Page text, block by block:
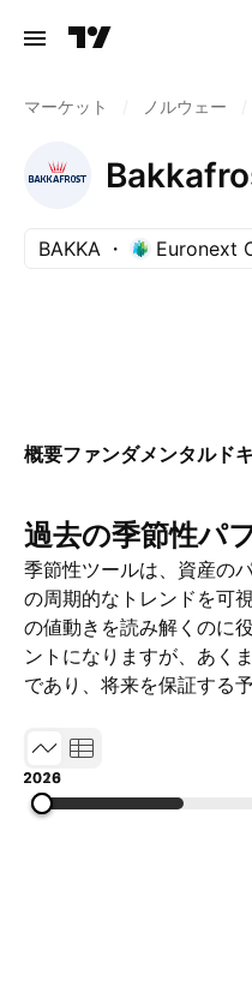
マーケット ノルウェー
BAKKA Euronext
概要ファンダメンタルド
過去の季節性パ
季節性ツールは、資産の
の周期的なトレンドを可
の値動きを読み解くのに
ントになりますが、あく
であり、将来を保証する
2010
2018
2026